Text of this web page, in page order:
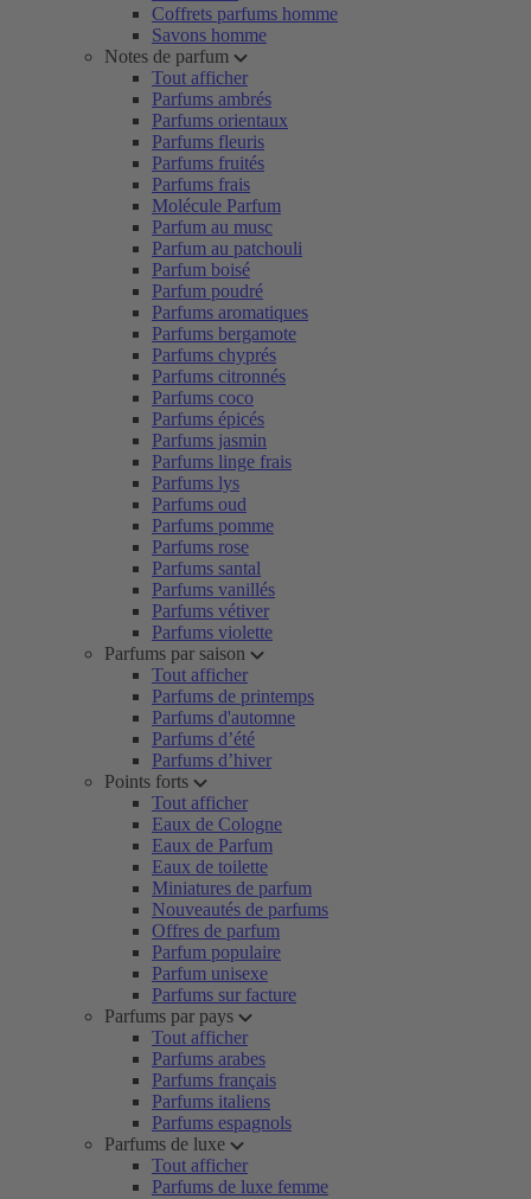
Coffrets parfums homme
Savons homme
Notes de parfum
Tout afficher
Parfums ambrés
Parfums orientaux
Parfums fleuris
Parfums fruités
Parfums frais
Molécule Parfum
Parfum au musc
Parfum au patchouli
Parfum boisé
Parfum poudré
Parfums aromatiques
Parfums bergamote
Parfums chyprés
Parfums citronnés
Parfums coco
Parfums épicés
Parfums jasmin
Parfums linge frais
Parfums lys
Parfums oud
Parfums pomme
Parfums rose
Parfums santal
Parfums vanillés
Parfums vétiver
Parfums violette
Parfums par saison
Tout afficher
Parfums de printemps
Parfums d'automne
Parfums d’été
Parfums d’hiver
Points forts
Tout afficher
Eaux de Cologne
Eaux de Parfum
Eaux de toilette
Miniatures de parfum
Nouveautés de parfums
Offres de parfum
Parfum populaire
Parfum unisexe
Parfums sur facture
Parfums par pays
Tout afficher
Parfums arabes
Parfums français
Parfums italiens
Parfums espagnols
Parfums de luxe
Tout afficher
Parfums de luxe femme